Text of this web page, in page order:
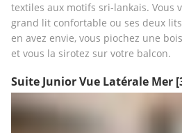
textiles aux motifs sri-lankais. Vous
grand lit confortable ou ses deux
en avez envie, vous piochez une
et vous la sirotez sur votre balcon.
Suite Junior Vue Latérale Mer